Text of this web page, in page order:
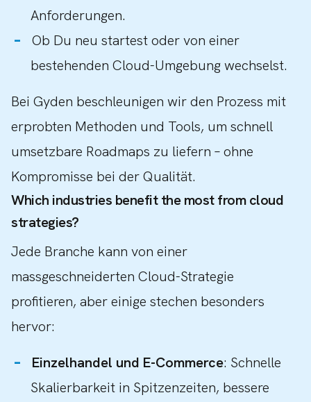
Anforderungen.
Ob Du neu startest oder von einer
bestehenden Cloud-Umgebung wechselst.
Bei Gyden beschleunigen wir den Prozess mit
erprobten Methoden und Tools, um schnell
umsetzbare Roadmaps zu liefern – ohne
Kompromisse bei der Qualität.
Which industries benefit the most from cloud
strategies?
Jede Branche kann von einer
massgeschneiderten Cloud-Strategie
profitieren, aber einige stechen besonders
hervor:
Einzelhandel und E-Commerce: Schnelle
Skalierbarkeit in Spitzenzeiten, bessere